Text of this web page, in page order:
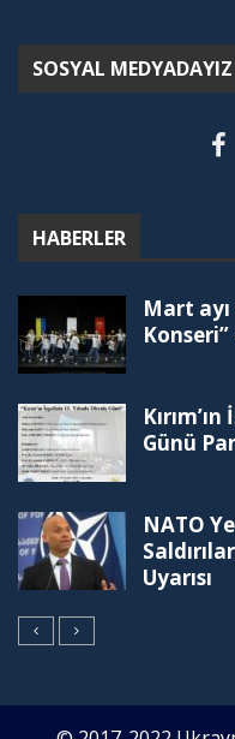
SOSYAL MEDYADAYIZ
HABERLER
Mart
Günü
NATO
Uyarısı